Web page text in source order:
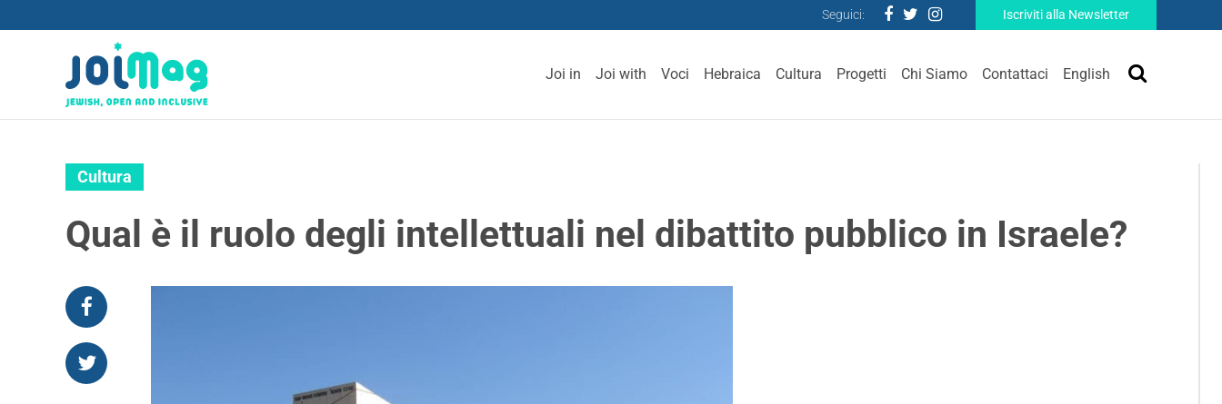
Seguici: Iscriviti alla Newsletter
Joi in Joi with Voci Hebraica Cultura Progetti Chi Siamo Contattaci English
Cultura
Qual è il ruolo degli intellettuali nel dibattito pubblico in Israele?